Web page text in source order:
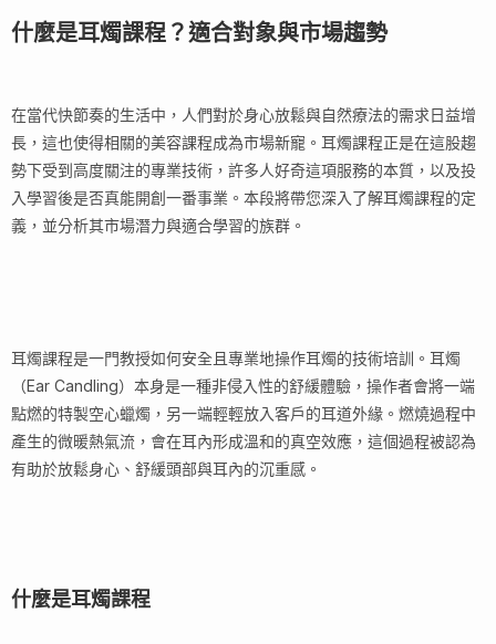
什麼是耳燭課程？適合對象與市場趨勢
在當代快節奏的生活中，人們對於身心放鬆與自然療法的需求日益增
長，這也使得相關的美容課程成為市場新寵。耳燭課程正是在這股趨
勢下受到高度關注的專業技術，許多人好奇這項服務的本質，以及投
入學習後是否真能開創一番事業。本段將帶您深入了解耳燭課程的定
義，並分析其市場潛力與適合學習的族群。
耳燭課程是一門教授如何安全且專業地操作耳燭的技術培訓。耳燭
（Ear Candling）本身是一種非侵入性的舒緩體驗，操作者會將一端
點燃的特製空心蠟燭，另一端輕輕放入客戶的耳道外緣。燃燒過程中
產生的微暖熱氣流，會在耳內形成溫和的真空效應，這個過程被認為
有助於放鬆身心、舒緩頭部與耳內的沉重感。
什麼是耳燭課程